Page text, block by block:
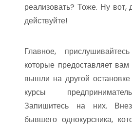
реализовать? Тоже. Ну вот,
действуйте!
Главное,
которые предоставляет
вышли на другой
курсы
Запишитесь на них.
бывшего однокурсника,